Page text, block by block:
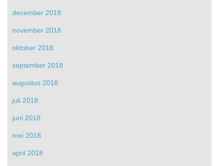
december 2018
november 2018
oktober 2018
september 2018
augustus 2018
juli 2018
juni 2018
mei 2018
april 2018